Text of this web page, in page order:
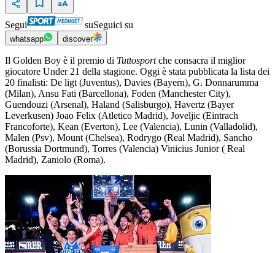
Segui suSeguici su
whatsapp discover
Il Golden Boy è il premio di Tuttosportche consacra il miglior
giocatore Under 21 della stagione. Oggi è stata pubblicata la lista dei
20 finalisti: De ligt (Juventus), Davies (Bayern), G. Donnarumma
(Milan), Ansu Fati (Barcellona), Foden (Manchester City),
Guendouzi (Arsenal), Haland (Salisburgo), Havertz (Bayer
Leverkusen) Joao Felix (Atletico Madrid), Joveljic (Eintrach
Francoforte), Kean (Everton), Lee (Valencia), Lunin (Valladolid),
Malen (Psv), Mount (Chelsea), Rodrygo (Real Madrid), Sancho
(Borussia Dortmund), Torres (Valencia) Vinicius Junior ( Real
Madrid), Zaniolo (Roma).